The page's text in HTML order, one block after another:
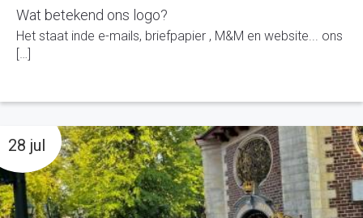
Wat betekend ons logo?
Het staat inde e-mails, briefpapier , M&M en website... ons
[…]
28 jul